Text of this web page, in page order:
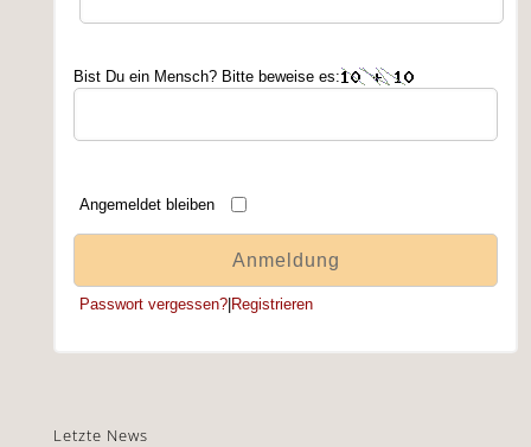
Bist Du ein Mensch? Bitte beweise es:
Angemeldet bleiben
Passwort vergessen? Registrieren
Letzte News